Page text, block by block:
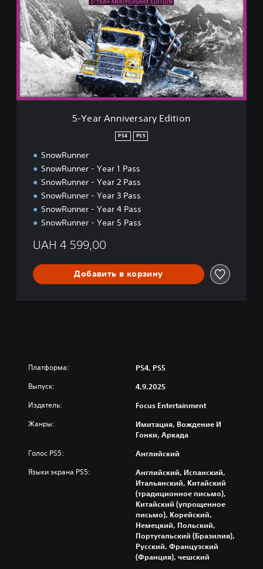
e
a
A
n
v
e
5-Year Anniversary Edition
PS4 PS5
SnowRunner
SnowRunner - Year 1 Pass
SnowRunner - Year 2 Pass
SnowRunner - Year 3 Pass
SnowRunner - Year 4 Pass
SnowRunner - Year 5 Pass
UAH 4 599,00
Добавить в корзину
Платформа: PS4, PS5
Выпуск: 4.9.2025
Издатель: Focus Entertainment
Жанры:
Имитация, Вождение И
Гонки, Аркада
Голос PS5: Английский
Языки экрана PS5:
Английский, Испанский,
Итальянский, Китайский
(традиционное письмо),
Китайский (упрощенное
письмо), Корейский,
Немецкий, Польский,
Португальский (Бразилия),
Русский, Французский
(Франция), чешский